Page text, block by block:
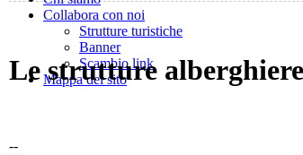
Collabora con noi
Strutture turistiche
Banner
Scambio link
Mappa del sito
Le strutture
--